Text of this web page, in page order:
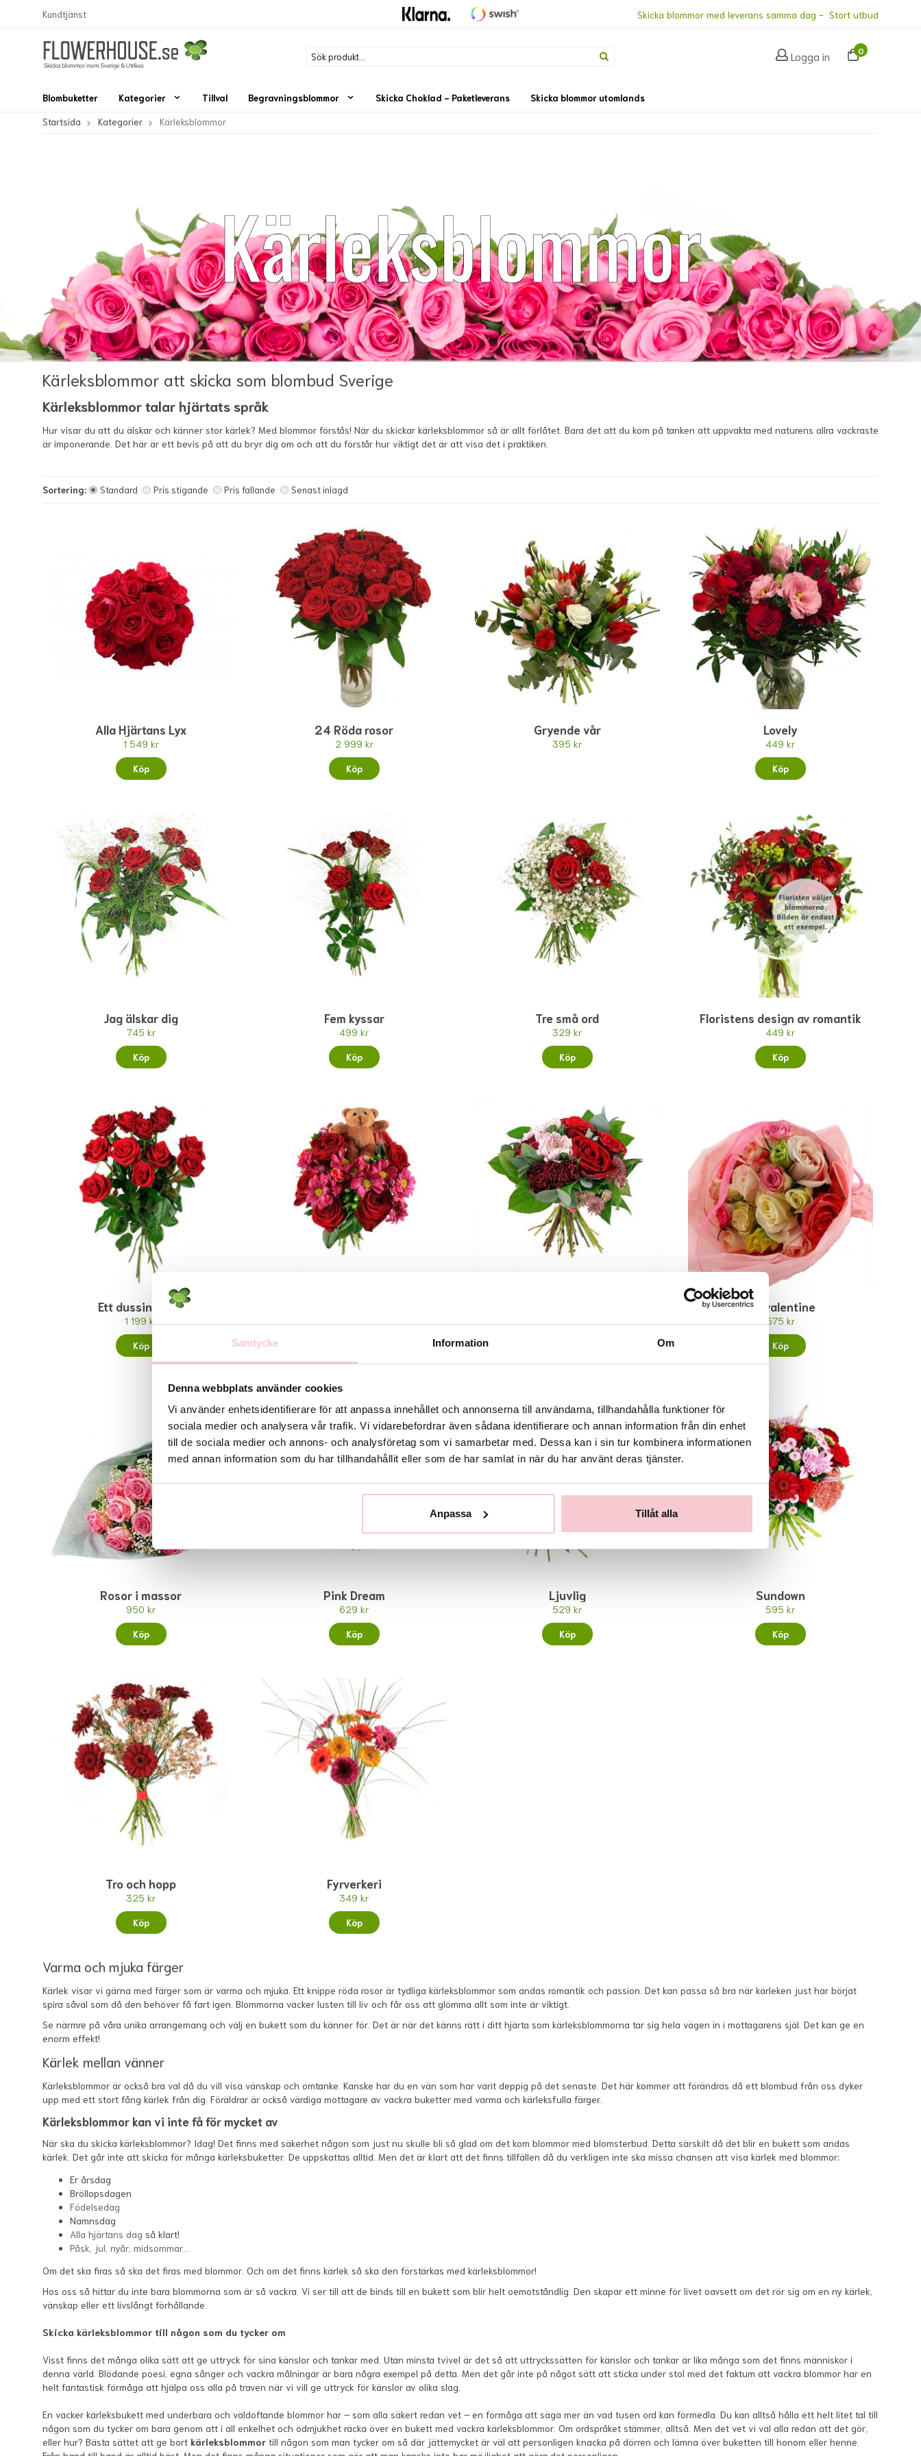
Samtycke Information Om
Denna webbplats använder cookies
Vi använder enhetsidentifierare för att anpassa innehållet och annonserna till användarna, tillhandahålla funktioner för
sociala medier och analysera vår trafik. Vi vidarebefordrar även sådana identifierare och annan information från din enhet
till de sociala medier och annons- och analysföretag som vi samarbetar med. Dessa kan i sin tur kombinera informationen
med annan information som du har tillhandahållit eller som de har samlat in när du har använt deras tjänster.
Anpassa Tillåt alla
Kundtjänst Skicka blommor med leverans samma dag - Stort utbud
Logga in 0
Blombuketter Kategorier Tillval Begravningsblommor Skicka Choklad - Paketleverans Skicka blommor utomlands
Startsida Kategorier Kärleksblommor
Kärleksblommor att skicka som blombud Sverige
Kärleksblommor talar hjärtats språk
Hur visar du att du älskar och känner stor kärlek? Med blommor förstås! När du skickar kärleksblommor så är allt förlåtet. Bara det att du kom på tanken att uppvakta med naturens allra vackraste
är imponerande. Det här är ett bevis på att du bryr dig om och att du förstår hur viktigt det är att visa det i praktiken.
Sortering: Standard Pris stigande Pris fallande Senast inlagd
Alla Hjärtans Lyx
1 549 kr
Köp
24 Röda rosor
2 999 kr
Köp
Gryende vår
395 kr
Lovely
449 kr
Köp
Jag älskar dig
745 kr
Köp
Fem kyssar
499 kr
Köp
Tre små ord
329 kr
Köp
Floristens design av romantik
449 kr
Köp
Ett dussin rosor
1 199 kr
Köp
My valentine
575 kr
Köp
Rosor i massor
950 kr
Köp
Pink Dream
629 kr
Köp
Ljuvlig
529 kr
Köp
Sundown
595 kr
Köp
Tro och hopp
325 kr
Köp
Fyrverkeri
349 kr
Köp
Varma och mjuka färger
Kärlek visar vi gärna med färger som är varma och mjuka. Ett knippe röda rosor är tydliga kärleksblommor som andas romantik och passion. Det kan passa så bra när kärleken just har börjat
spira såväl som då den behöver få fart igen. Blommorna väcker lusten till liv och får oss att glömma allt som inte är viktigt.
Se närmre på våra unika arrangemang och välj en bukett som du känner för. Det är när det känns rätt i ditt hjärta som kärleksblommorna tar sig hela vägen in i mottagarens själ. Det kan ge en
enorm effekt!
Kärlek mellan vänner
Kärleksblommor är också bra val då du vill visa vänskap och omtanke. Kanske har du en vän som har varit deppig på det senaste. Det här kommer att förändras då ett blombud från oss dyker
upp med ett stort fång kärlek från dig. Föräldrar är också värdiga mottagare av vackra buketter med varma och kärleksfulla färger.
Kärleksblommor kan vi inte få för mycket av
När ska du skicka kärleksblommor? Idag! Det finns med säkerhet någon som just nu skulle bli så glad om det kom blommor med blomsterbud. Detta särskilt då det blir en bukett som andas
kärlek. Det går inte att skicka för många kärleksbuketter. De uppskattas alltid. Men det är klart att det finns tillfällen då du verkligen inte ska missa chansen att visa kärlek med blommor:
Er årsdag
Bröllopsdagen
Födelsedag
Namnsdag
Alla hjärtans dag så klart!
Påsk, jul, nyår, midsommar…
Om det ska firas så ska det firas med blommor. Och om det finns kärlek så ska den förstärkas med kärleksblommor!
Hos oss så hittar du inte bara blommorna som är så vackra. Vi ser till att de binds till en bukett som blir helt oemotståndlig. Den skapar ett minne för livet oavsett om det rör sig om en ny kärlek,
vänskap eller ett livslångt förhållande.
Skicka kärleksblommor till någon som du tycker om
Visst finns det många olika sätt att ge uttryck för sina känslor och tankar med. Utan minsta tvivel är det så att uttryckssätten för känslor och tankar är lika många som det finns människor i
denna värld. Blödande poesi, egna sånger och vackra målningar är bara några exempel på detta. Men det går inte på något sätt att sticka under stol med det faktum att vackra blommor har en
helt fantastisk förmåga att hjälpa oss alla på traven när vi vill ge uttryck för känslor av olika slag.
En vacker kärleksbukett med underbara och väldoftande blommor har – som alla säkert redan vet – en förmåga att säga mer än vad tusen ord kan förmedla. Du kan alltså hålla ett helt litet tal till
någon som du tycker om bara genom att i all enkelhet och ödmjukhet räcka över en bukett med vackra kärleksblommor. Om ordspråket stämmer, alltså. Men det vet vi väl alla redan att det gör,
eller hur? Bästa sättet att ge bort kärleksblommor till någon som man tycker om så där jättemycket är väl att personligen knacka på dörren och lämna över buketten till honom eller henne.